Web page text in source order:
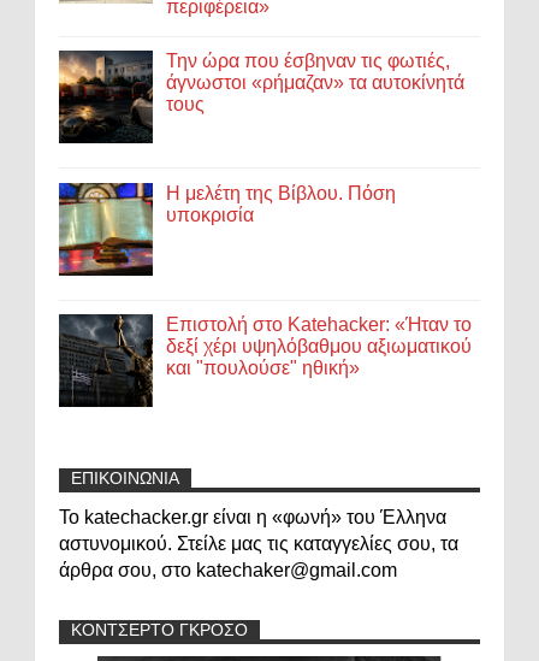
περιφέρεια»
Την ώρα που έσβηναν τις φωτιές,
άγνωστοι «ρήμαζαν» τα αυτοκίνητά
τους
Η μελέτη της Βίβλου. Πόση
υποκρισία
Επιστολή στο Katehacker: «Ήταν το
δεξί χέρι υψηλόβαθμου αξιωματικού
και "πουλούσε" ηθική»
ΕΠΙΚΟΙΝΩΝΙΑ
Το katechacker.gr είναι η «φωνή» του Έλληνα
αστυνομικού. Στείλε μας τις καταγγελίες σου, τα
άρθρα σου, στο katechaker@gmail.com
ΚΟΝΤΣΕΡΤΟ ΓΚΡΟΣΟ